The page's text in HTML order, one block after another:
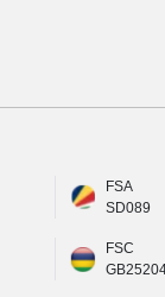
FSA
SD089
FSC